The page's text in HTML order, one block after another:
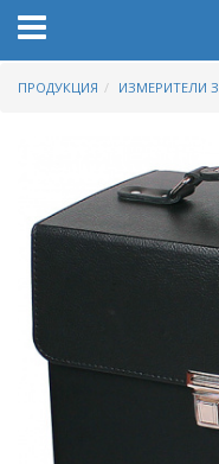
ПРОДУКЦИЯ ИЗМЕРИТЕЛИ